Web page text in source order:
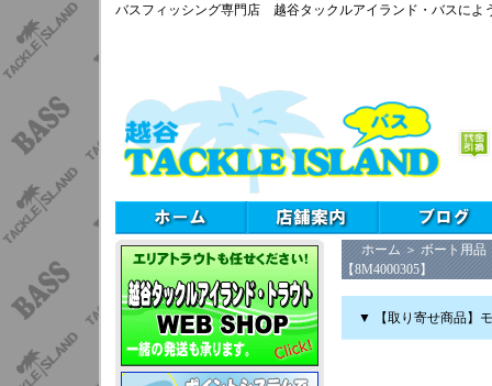
バスフィッシング専門店 越谷タックルアイランド・バスによ
ホーム ＞ ボート用品
【8M4000305】
▼ 【取り寄せ商品】